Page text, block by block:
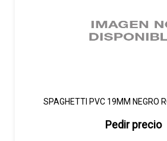
SPAGHETTI PVC 19MM NEGRO
Pedir precio